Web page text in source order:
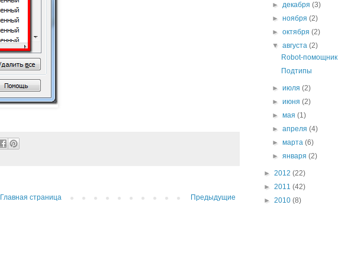
Предыдущие
Главная страница
►декабря(3)
►ноября(2)
►октября(2)
▼августа(2)
Robot-помощник
Подтипы
►июля(2)
►июня(2)
►мая(1)
►апреля(4)
►марта(6)
►января(2)
► 2012 (22)
► 2011 (42)
► 2010 (8)